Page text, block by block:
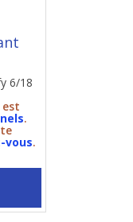
6/18
est
.
vous.